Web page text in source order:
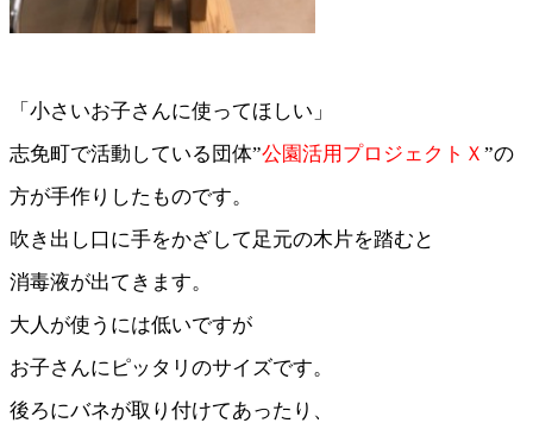
「小さいお子さんに使ってほしい」
志免町で活動している団体”公園活用プロジェクトＸ ”の
方が手作りしたものです。
吹き出し口に手をかざして足元の木片を踏むと
消毒液が出てきます。
大人が使うには低いですが
お子さんにピッタリのサイズです。
後ろにバネが取り付けてあったり、